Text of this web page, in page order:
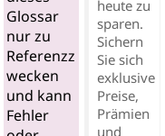
Glossar
nur zu
Referenzz
wecken
und kann
Fehler
heute zu
sparen.
Sichern
Sie sich
exklusive
Preise,
Prämien
und